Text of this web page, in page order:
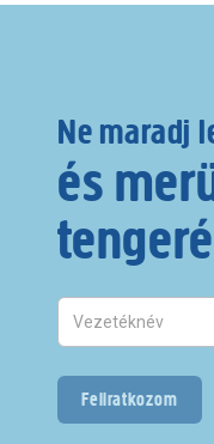
Ne maradj
és
Feliratkozom